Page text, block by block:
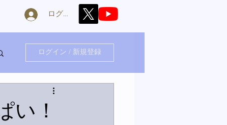
ログイン
ログイン / 新規登録
い！